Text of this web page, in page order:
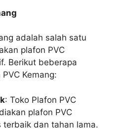
adalah salah satu
plafon PVC
Berikut beberapa
Kemang:
: Toko Plafon PVC
plafon PVC
terbaik dan tahan lama.